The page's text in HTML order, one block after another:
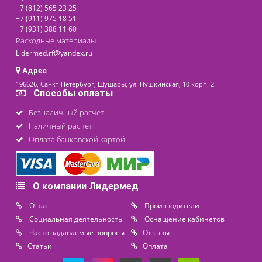
последнее обновление: 01-07-2025
Контакты
8 (800) 444 14 28
+7 (812) 565 23 25
+7 (911) 975 18 51
Расходные материалы
Lidermed.rf@yandex.ru
196626, Санкт-Петербург, Шушары, ул. Пушкинская, 10 корп. 2
Способы оплаты
Наличный расчет